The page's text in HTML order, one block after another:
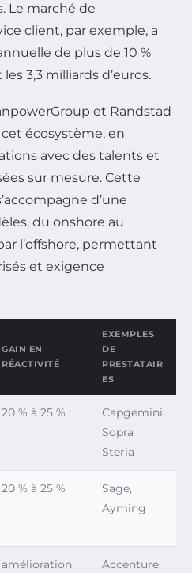
Le marché de
client, par exemple, a
de plus de 10 %
3,3 milliards d’euros.
et Randstad
écosystème, en
avec des talents et
sur mesure. Cette
d’une
du onshore au
l’offshore, permettant
et exigence
GAIN EN
RÉACTIVITÉ
EXEMPLES
DE
PRESTATAIR
ES
20 % à 25 %
Capgemini,
Sopra
Steria
20 % à 25 %
Sage,
Ayming
amélioration
Accenture,